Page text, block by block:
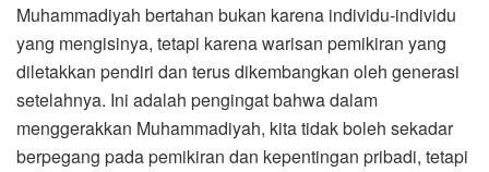
Muhammadiyah bertahan bukan karena individu-individu
yang mengisinya, tetapi karena warisan pemikiran yang
diletakkan pendiri dan terus dikembangkan oleh generasi
setelahnya. Ini adalah pengingat bahwa dalam
menggerakkan Muhammadiyah, kita tidak boleh sekadar
berpegang pada pemikiran dan kepentingan pribadi, tetapi